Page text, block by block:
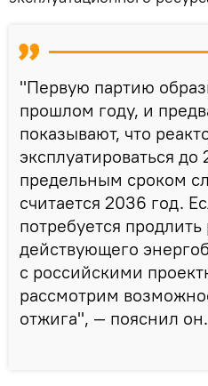
"Первую партию
прошлом году, и
показывают, что
эксплуатироваться
предельным сроком
считается 2036 год.
потребуется продлить
действующего
с российскими
рассмотрим
отжига", — пояснил он.